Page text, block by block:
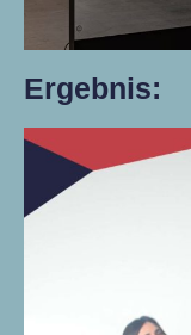
Ergebnis: